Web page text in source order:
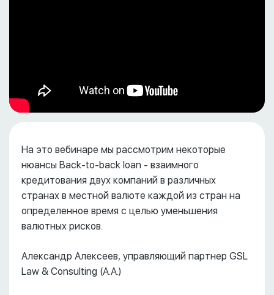
На это вебинаре мы рассмотрим некоторые
нюансы Back-to-back loan - взаимного
кредитования двух компаний в различных
странах в местной валюте каждой из стран на
определенное время с целью уменьшения
валютных рисков.
Александр Алексеев, управляющий партнер GSL
Law & Consulting (А.А.)